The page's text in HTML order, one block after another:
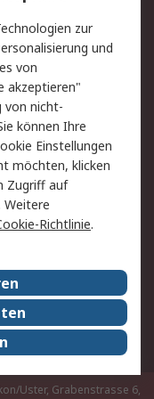
Center
Uster, Grabenstrasse 6,
zur
und
von
akzeptieren"
von nicht-
können Ihre
Einstellungen
möchten, klicken
Zugriff auf
Weitere
Richtlinie.